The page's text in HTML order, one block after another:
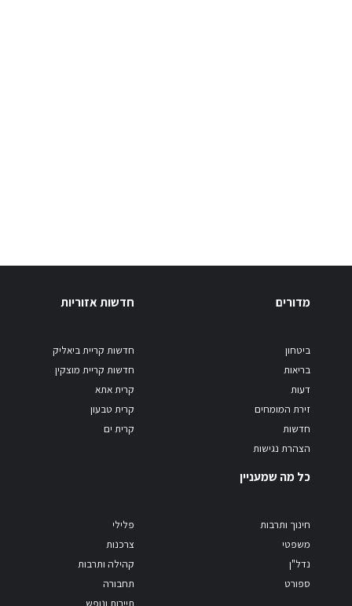
מדורים
ביטחון
בריאות
דעות
זירת המומחים
חדשות
הצהרת נגישות
חדשות אזוריות
חדשות קריית ביאליק
חדשות קריית מוצקין
קרית אתא
קרית טבעון
קרית ים
כל מה שמעניין
חינוך ותרבות
משפטי
נדל"ן
ספורט
פלילי
צרכנות
קהילה ותרבות
תחבורה
תיירות ונופש